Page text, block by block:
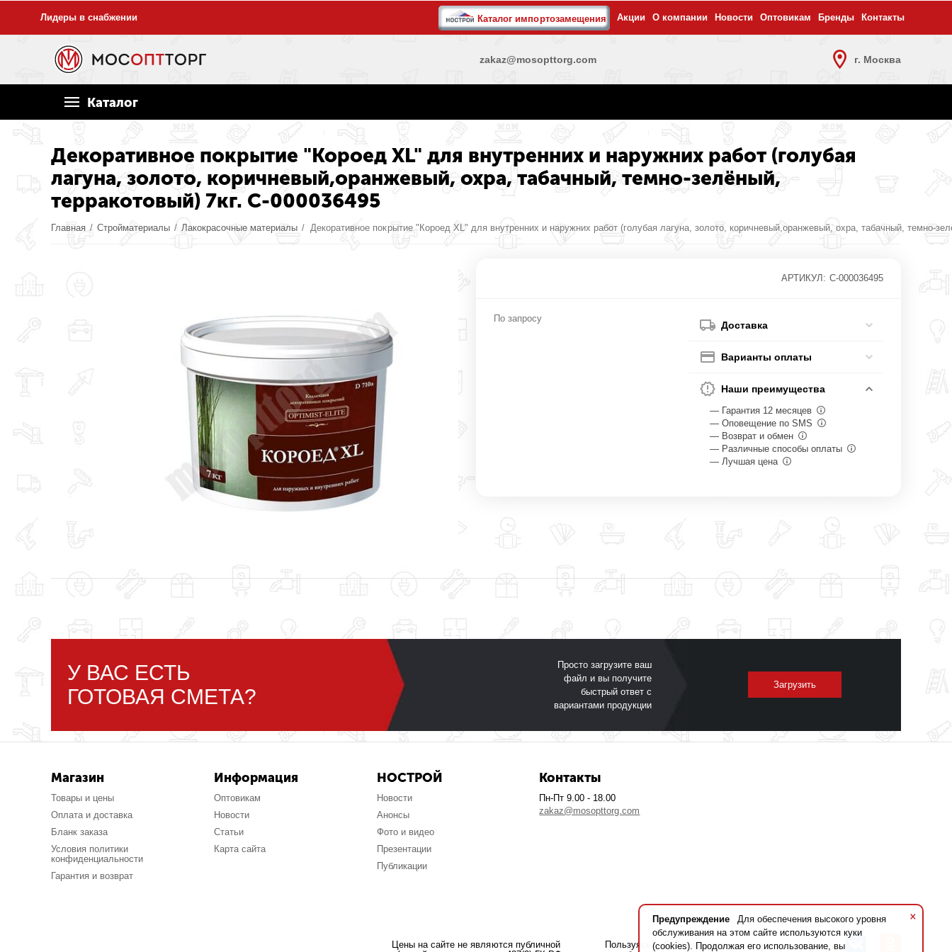
×
Предупреждение
Для обеспечения высокого уровня
обслуживания на этом сайте используются куки
(cookies). Продолжая его использование, вы
Лидеры в снабжении Каталог импортозамещения Акции О компании Новости Оптовикам Бренды Контакты
zakaz@mosopttorg.com г. Москва
Каталог
Декоративное покрытие "Короед XL" для внутренних и наружних работ (голубая
лагуна, золото, коричневый,оранжевый, охра, табачный, темно-зелёный,
терракотовый) 7кг. С-000036495
Главная / Стройматериалы / Лакокрасочные материалы / Декоративное покрытие "Короед XL" для внутренних и наружних работ (голубая лагуна, золото, коричневый,оранжевый, охра, табачный, темно-
АРТИКУЛ: С-000036495
По запросу
Доставка
Варианты оплаты
Наши преимущества
— Гарантия 12 месяцев
— Оповещение по SMS
— Возврат и обмен
— Различные способы оплаты
— Лучшая цена
У ВАС ЕСТЬ
ГОТОВАЯ СМЕТА?
Просто загрузите ваш
файл и вы получите
быстрый ответ с
вариантами продукции
Загрузить
Магазин
Товары и цены
Оплата и доставка
Бланк заказа
Условия политики
конфиденциальности
Гарантия и возврат
Информация
Оптовикам
Новости
Статьи
Карта сайта
НОСТРОЙ
Новости
Анонсы
Фото и видео
Презентации
Публикации
Контакты
Пн-Пт 9.00 - 18.00
zakaz@mosopttorg.com
Цены на сайте не являются публичной
Пользуясь сайтом вы даетесогласие на